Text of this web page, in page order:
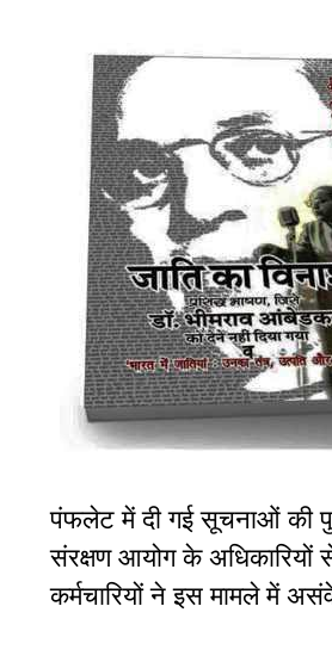
पंफलेट में दी गई सूचनाओं की
संरक्षण आयोग के अधिकारियों
कर्मचारियों ने इस मामले में